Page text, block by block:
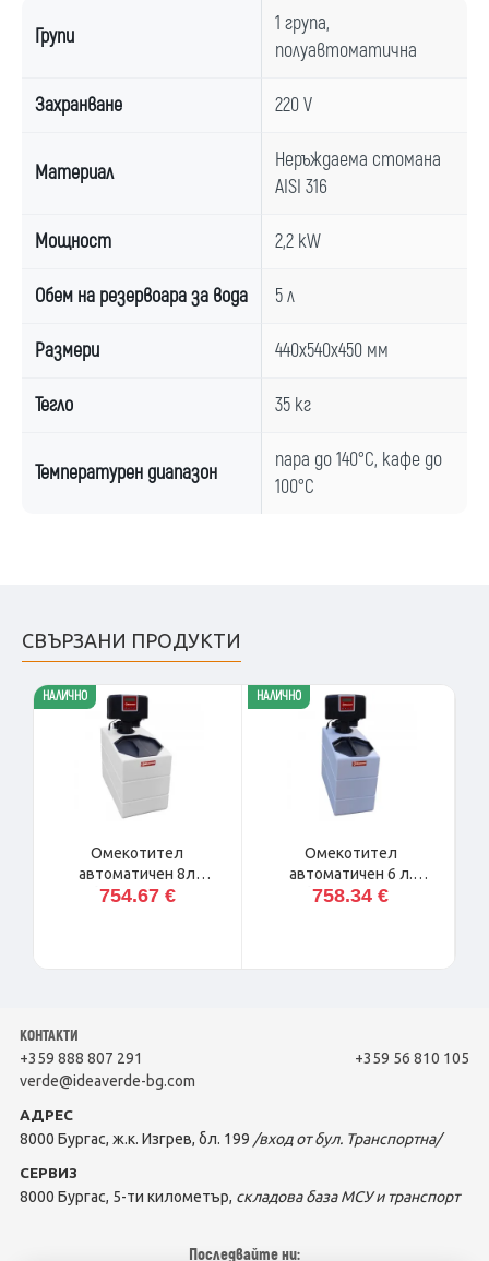
Групи
1 група,
полуавтоматична
Захранване 220 V
Материал
Неръждаема стомана
AISI 316
Мощност 2,2 kW
Обем на резервоара за вода 5 л
Размери 440x540x450 мм
Тегло 35 кг
Температурен диапазон
пара до 140°C, кафе до
100°C
СВЪРЗАНИ ПРОДУКТИ
НАЛИЧНО
Омекотител
автоматичен 8л
моноблок, модел ADD-
754.67 €
НАЛИЧНО
Омекотител
автоматичен 6 л.
моноблок, модел ADD-
758.34 €
КОНТАКТИ
+359 888 807 291
+359 56 810 105
verde@ideaverde-bg.com
АДРЕС
8000 Бургас, ж.к. Изгрев, бл. 199 /вход от бул. Транспортна/
СЕРВИЗ
8000 Бургас, 5-ти километър, складова база МСУ и транспорт
Последвайте ни: